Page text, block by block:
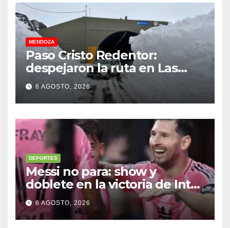
MENDOZA
Paso Cristo Redentor:
despejaron la ruta en Las
Cuevas antes de otro
temporal con unos 1.500
camiones varados
6 AGOSTO, 2026
DEPORTES
Messi no para: show y
doblete en la victoria de Inter
Miami
6 AGOSTO, 2026